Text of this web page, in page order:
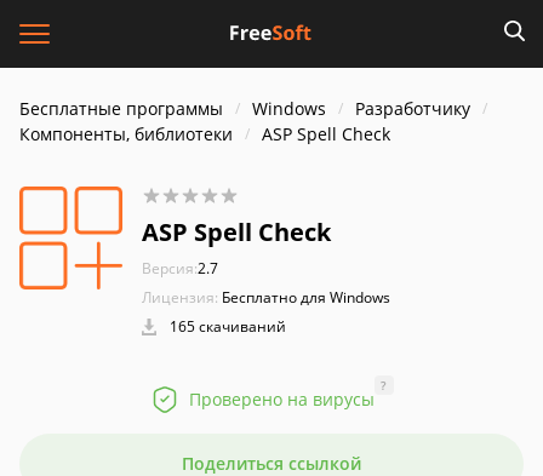
Бесплатные программы Windows
Разработчику
Компоненты, библиотеки
ASP Spell Check
ASP Spell Check
Версия:2.7
Лицензия: Бесплатно для Windows
165 скачиваний
Проверено на вирусы
?
Поделиться ссылкой